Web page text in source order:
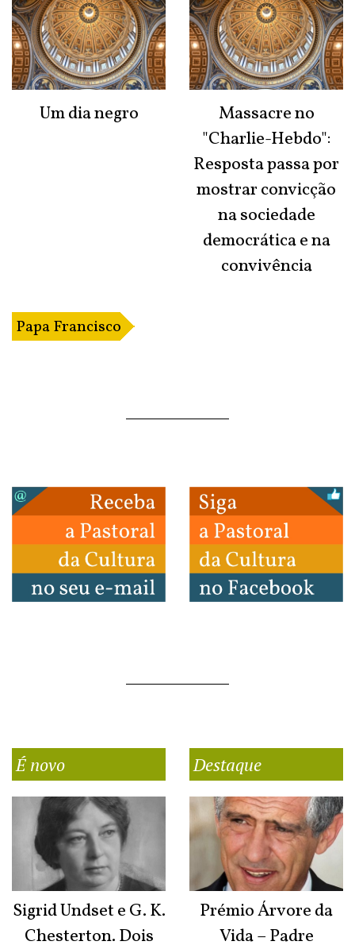
Um dia negro
Massacre no
"Charlie-Hebdo":
Resposta passa por
mostrar convicção
na sociedade
democrática e na
convivência
Papa Francisco
É novo
Sigrid Undset e G. K.
Chesterton. Dois
Destaque
Prémio Árvore da
Vida – Padre